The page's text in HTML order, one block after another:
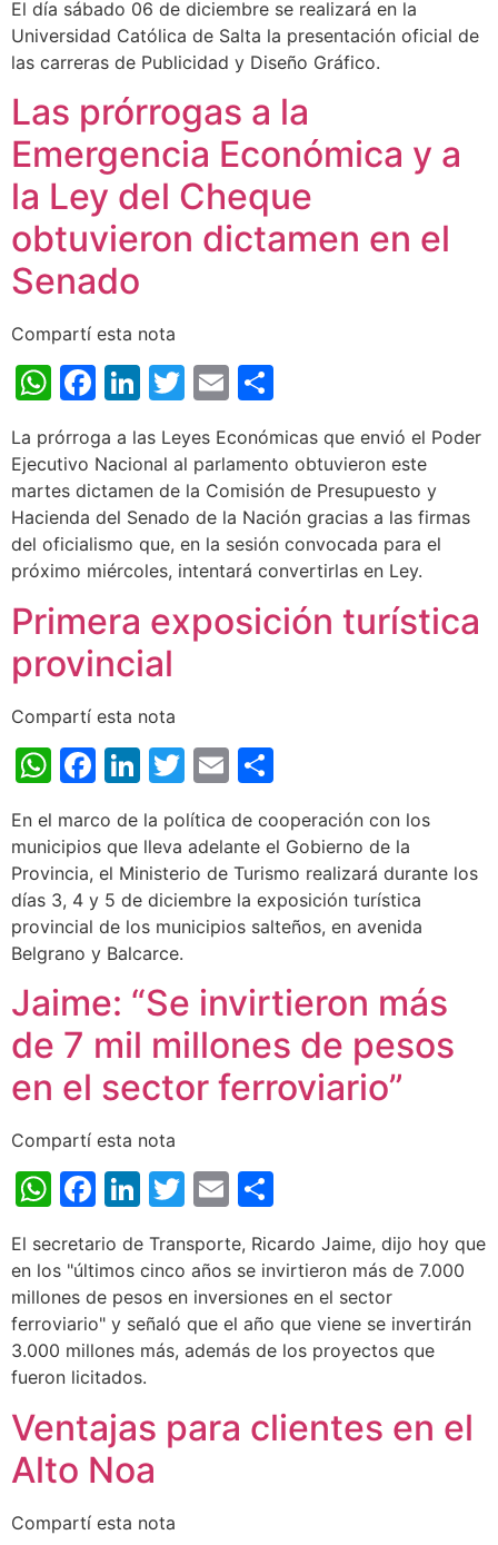
El día sábado 06 de diciembre se realizará en la
Universidad Católica de Salta la presentación oficial de
las carreras de Publicidad y Diseño Gráfico.
Las prórrogas a la
Emergencia Económica y a
la Ley del Cheque
obtuvieron dictamen en el
Senado
Compartí esta nota
WhatsApp
Facebook
LinkedIn
Twitter
Email
La prórroga a las Leyes Económicas que envió el Poder
Ejecutivo Nacional al parlamento obtuvieron este
martes dictamen de la Comisión de Presupuesto y
Hacienda del Senado de la Nación gracias a las firmas
del oficialismo que, en la sesión convocada para el
próximo miércoles, intentará convertirlas en Ley.
Primera exposición turística
provincial
Compartí esta nota
WhatsApp
Facebook
LinkedIn
Twitter
Email
En el marco de la política de cooperación con los
municipios que lleva adelante el Gobierno de la
Provincia, el Ministerio de Turismo realizará durante los
días 3, 4 y 5 de diciembre la exposición turística
provincial de los municipios salteños, en avenida
Belgrano y Balcarce.
Jaime: “Se invirtieron más
de 7 mil millones de pesos
en el sector ferroviario”
Compartí esta nota
WhatsApp
Facebook
LinkedIn
Twitter
Email
El secretario de Transporte, Ricardo Jaime, dijo hoy que
en los "últimos cinco años se invirtieron más de 7.000
millones de pesos en inversiones en el sector
ferroviario" y señaló que el año que viene se invertirán
3.000 millones más, además de los proyectos que
fueron licitados.
Ventajas para clientes en el
Alto Noa
Compartí esta nota